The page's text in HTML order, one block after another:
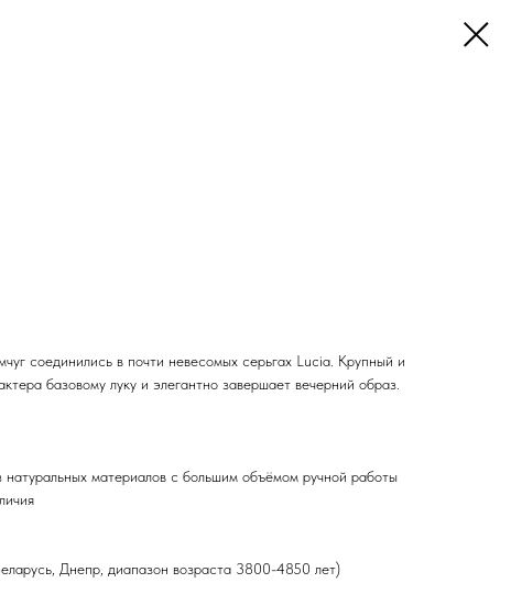
соединились в почти невесомых серьгах Lucia. Крупный и
базовому луку и элегантно завершает вечерний образ.
материалов с большим объёмом ручной работы
Днепр, диапазон возраста 3800-4850 лет)